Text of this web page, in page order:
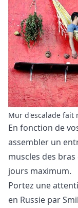
Mur d'escalade fait
En fonction de
assembler un
muscles des
jours maximum.
Portez une
en Russie par